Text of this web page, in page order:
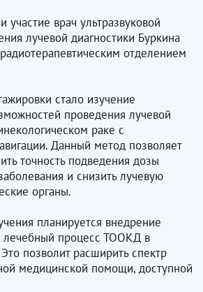
участие врач ультразвуковой
лучевой диагностики Буркина
отделением
стало изучение
проведения лучевой
раке с
Данный метод позволяет
точность подведения дозы
и снизить лучевую
органы.
планируется внедрение
лечебный процесс ТООКД в
позволит расширить спектр
медицинской помощи, доступной